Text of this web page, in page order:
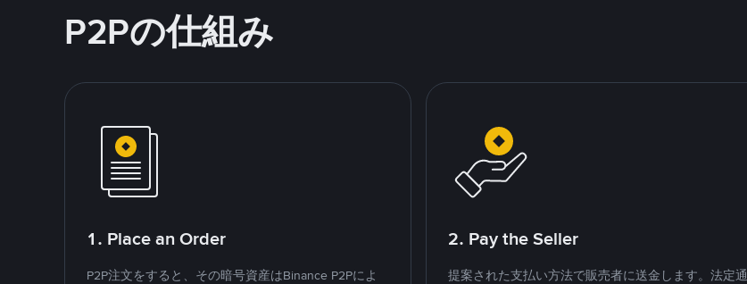
P2Pの仕組み
1. Place an Order
P2P注文をすると、その暗号資産はBinance P2Pによ
2. Pay the Seller
提案された支払い方法で販売者に送金します。法定通